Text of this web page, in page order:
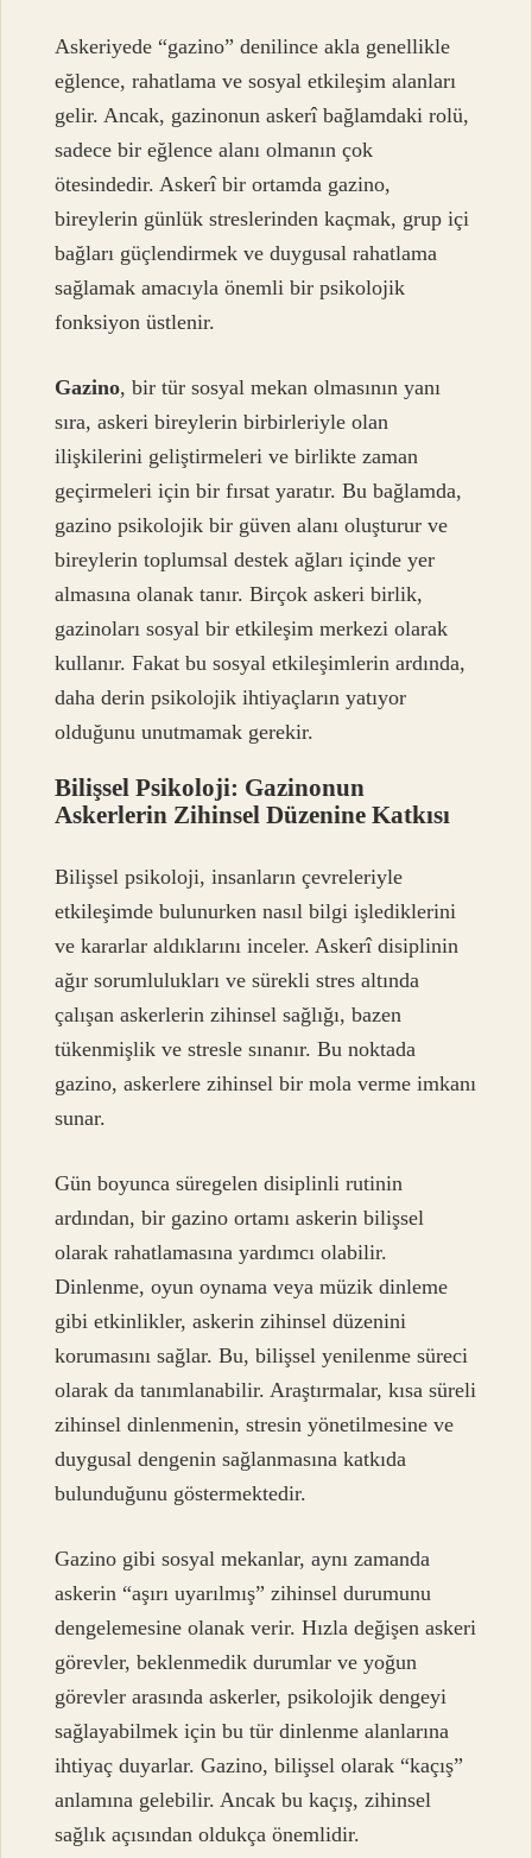
Askeriyede “gazino” denilince akla genellikle
eğlence, rahatlama ve sosyal etkileşim alanları
gelir. Ancak, gazinonun askerî bağlamdaki rolü,
sadece bir eğlence alanı olmanın çok
ötesindedir. Askerî bir ortamda gazino,
bireylerin günlük streslerinden kaçmak, grup içi
bağları güçlendirmek ve duygusal rahatlama
sağlamak amacıyla önemli bir psikolojik
fonksiyon üstlenir.
Gazino, bir tür sosyal mekan olmasının yanı
sıra, askeri bireylerin birbirleriyle olan
ilişkilerini geliştirmeleri ve birlikte zaman
geçirmeleri için bir fırsat yaratır. Bu bağlamda,
gazino psikolojik bir güven alanı oluşturur ve
bireylerin toplumsal destek ağları içinde yer
almasına olanak tanır. Birçok askeri birlik,
gazinoları sosyal bir etkileşim merkezi olarak
kullanır. Fakat bu sosyal etkileşimlerin ardında,
daha derin psikolojik ihtiyaçların yatıyor
olduğunu unutmamak gerekir.
Bilişsel Psikoloji: Gazinonun
Askerlerin Zihinsel Düzenine Katkısı
Bilişsel psikoloji, insanların çevreleriyle
etkileşimde bulunurken nasıl bilgi işlediklerini
ve kararlar aldıklarını inceler. Askerî disiplinin
ağır sorumlulukları ve sürekli stres altında
çalışan askerlerin zihinsel sağlığı, bazen
tükenmişlik ve stresle sınanır. Bu noktada
gazino, askerlere zihinsel bir mola verme imkanı
sunar.
Gün boyunca süregelen disiplinli rutinin
ardından, bir gazino ortamı askerin bilişsel
olarak rahatlamasına yardımcı olabilir.
Dinlenme, oyun oynama veya müzik dinleme
gibi etkinlikler, askerin zihinsel düzenini
korumasını sağlar. Bu, bilişsel yenilenme süreci
olarak da tanımlanabilir. Araştırmalar, kısa süreli
zihinsel dinlenmenin, stresin yönetilmesine ve
duygusal dengenin sağlanmasına katkıda
bulunduğunu göstermektedir.
Gazino gibi sosyal mekanlar, aynı zamanda
askerin “aşırı uyarılmış” zihinsel durumunu
dengelemesine olanak verir. Hızla değişen askeri
görevler, beklenmedik durumlar ve yoğun
görevler arasında askerler, psikolojik dengeyi
sağlayabilmek için bu tür dinlenme alanlarına
ihtiyaç duyarlar. Gazino, bilişsel olarak “kaçış”
anlamına gelebilir. Ancak bu kaçış, zihinsel
sağlık açısından oldukça önemlidir.